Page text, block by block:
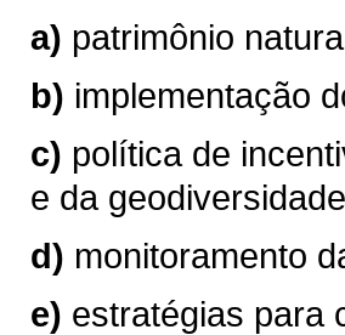
a) patrimônio
b) implementação
c) política de
e da
d) monitoramento
e) estratégias para